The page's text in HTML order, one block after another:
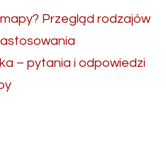
Przegląd rodzajów
– pytania i odpowiedzi